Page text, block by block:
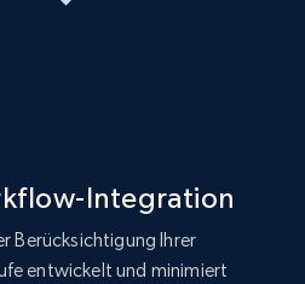
Initial price, Final
more.
Integration
Berücksichtigung Ihrer
entwickelt und minimiert